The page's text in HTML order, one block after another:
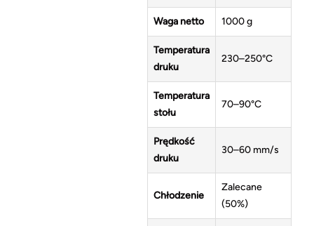
Waga netto 1000 g
Temperatura
druku
230–250°C
Temperatura
stołu
70–90°C
Prędkość
druku
30–60 mm/s
Chłodzenie
Zalecane
(50%)